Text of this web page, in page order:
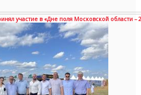
участие в «Дне поля Московской области –